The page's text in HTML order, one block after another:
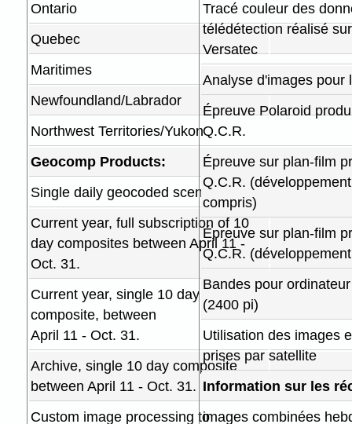
Ontario
Quebec
Maritimes
Newfoundland/Labrador
Northwest Territories/Yukon
Geocomp Products:
Single daily geocoded scene
Current year, full subscription of 10
day composites between April 11 -
Oct. 31.
Current year, single 10 day
composite, between
April 11 - Oct. 31.
Archive, single 10 day composite
between April 11 - Oct. 31.
Custom image processing to
Tracé couleur des
télédétection réalisé
Versatec
Analyse d'images pour
Épreuve Polaroid
Q.C.R.
Épreuve sur plan-film
Q.C.R.
compris)
Épreuve sur plan-film
Q.C.R.
Bandes pour
(2400 pi)
Utilisation des images
prises par satellite
Information sur les
images combinées